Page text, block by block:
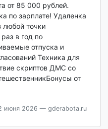
от 85 000 рублей.
по зарплате! Удаленка
любой точки
в год по
отпуска и
Техника для
скриптов ДМС со
от
июня 2026 — gderabota.ru